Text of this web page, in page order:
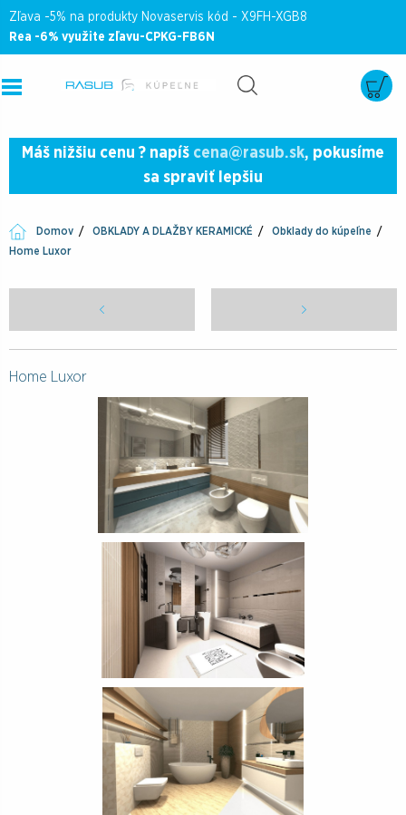
Zľava -5% na produkty Novaservis kód - X9FH-XGB8
Rea -6% využite zľavu-CPKG-FB6N
Máš nižšiu cenu ? napíš cena@rasub.sk, pokusíme
sa spraviť lepšiu
Domov OBKLADY A DLAŽBY KERAMICKÉ
Obklady do kúpeľne
Home Luxor
Home Luxor